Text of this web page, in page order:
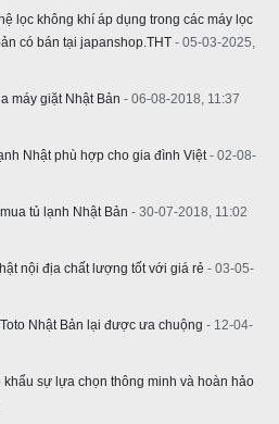
lọc không khí áp dụng trong các máy lọc
có bán tại japanshop.THT - 05-03-2025,
máy giặt Nhật Bản - 06-08-2018, 11:37
Nhật phù hợp cho gia đình Việt - 02-08-
tủ lạnh Nhật Bản - 30-07-2018, 11:02
nội địa chất lượng tốt với giá rẻ - 03-05-
Nhật Bản lại được ưa chuộng - 12-04-
sự lựa chọn thông minh và hoàn hảo